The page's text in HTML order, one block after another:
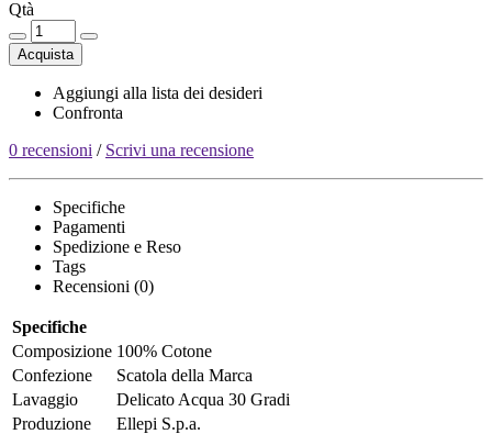
Qtà
Acquista
Aggiungi alla lista dei desideri
Confronta
0 recensioni / Scrivi una recensione
Specifiche
Pagamenti
Spedizione e Reso
Tags
Recensioni (0)
Specifiche
Composizione 100% Cotone
Confezione
Scatola della Marca
Lavaggio
Delicato Acqua 30 Gradi
Produzione
Ellepi S.p.a.